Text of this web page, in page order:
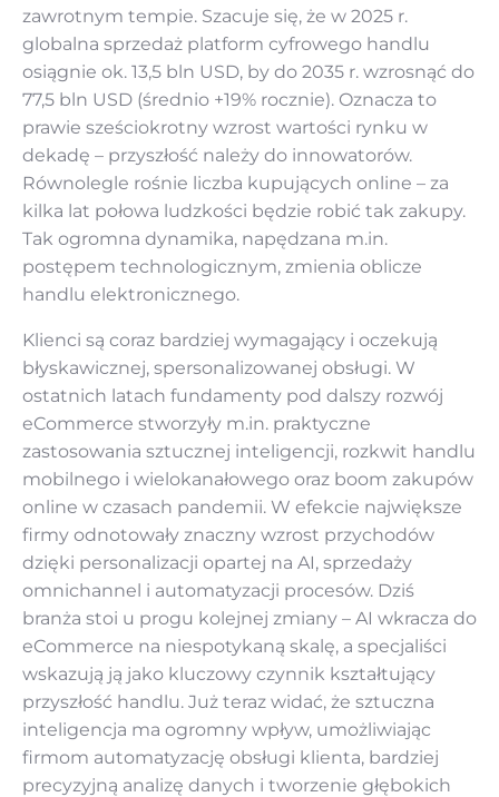
zawrotnym tempie. Szacuje się, że w 2025 r.
globalna sprzedaż platform cyfrowego handlu
osiągnie ok. 13,5 bln USD, by do 2035 r. wzrosnąć do
77,5 bln USD (średnio +19% rocznie). Oznacza to
prawie sześciokrotny wzrost wartości rynku w
dekadę – przyszłość należy do innowatorów.
Równolegle rośnie liczba kupujących online – za
kilka lat połowa ludzkości będzie robić tak zakupy.
Tak ogromna dynamika, napędzana m.in.
postępem technologicznym, zmienia oblicze
handlu elektronicznego.
Klienci są coraz bardziej wymagający i oczekują
błyskawicznej, spersonalizowanej obsługi. W
ostatnich latach fundamenty pod dalszy rozwój
eCommerce stworzyły m.in. praktyczne
zastosowania sztucznej inteligencji, rozkwit handlu
mobilnego i wielokanałowego oraz boom zakupów
online w czasach pandemii. W efekcie największe
firmy odnotowały znaczny wzrost przychodów
dzięki personalizacji opartej na AI, sprzedaży
omnichannel i automatyzacji procesów. Dziś
branża stoi u progu kolejnej zmiany – AI wkracza do
eCommerce na niespotykaną skalę, a specjaliści
wskazują ją jako kluczowy czynnik kształtujący
przyszłość handlu. Już teraz widać, że sztuczna
inteligencja ma ogromny wpływ, umożliwiając
firmom automatyzację obsługi klienta, bardziej
precyzyjną analizę danych i tworzenie głębokich